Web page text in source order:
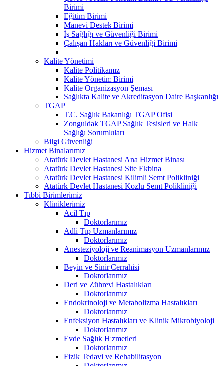
Birimi
Eğitim Birimi
Manevi Destek Birimi
İş Sağlığı ve Güvenliği Birimi
Çalışan Hakları ve Güvenliği Birimi
Kalite Yönetimi
Kalite Politikamız
Kalite Yönetim Birimi
Kalite Organizasyon Şeması
Sağlıkta Kalite ve Akreditasyon Daire Başkanlığı
TGAP
T.C. Sağlık Bakanlığı TGAP Ofisi
Zonguldak TGAP Sağlık Tesisleri ve Halk
Sağlığı Sorumluları
Bilgi Güvenliği
Hizmet Binalarımız
Atatürk Devlet Hastanesi Ana Hizmet Binası
Atatürk Devlet Hastanesi Site Ekbina
Atatürk Devlet Hastanesi Kilimli Semt Polikliniği
Atatürk Devlet Hastanesi Kozlu Semt Polikliniği
Tıbbi Birimlerimiz
Kliniklerimiz
Acil Tıp
Doktorlarımız
Adli Tıp Uzmanlarımız
Doktorlarımız
Anesteziyoloji ve Reanimasyon Uzmanlarımız
Doktorlarımız
Beyin ve Sinir Cerrahisi
Doktorlarımız
Deri ve Zührevi Hastalıkları
Doktorlarımız
Endokrinoloji ve Metabolizma Hastalıkları
Doktorlarımız
Enfeksiyon Hastalıkları ve Klinik Mikrobiyoloji
Doktorlarımız
Evde Sağlık Hizmetleri
Doktorlarımız
Fizik Tedavi ve Rehabilitasyon